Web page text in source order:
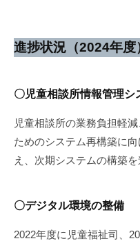
進捗状況（2024年度
〇児童相談所情報管理シ
児童相談所の業務負担軽
ためのシステム再構築に
え、次期システムの構築を
〇デジタル環境の整備
2022年度に児童福祉司、